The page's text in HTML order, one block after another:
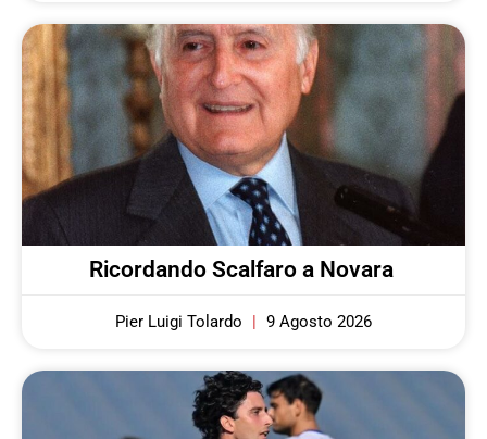
Ricordando Scalfaro a Novara
Pier Luigi Tolardo 9 Agosto 2026